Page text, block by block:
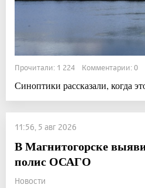
Прочитали: 1 224 Комментарии: 0
Синоптики рассказали, когда
11:56, 5 авг 2026
В Магнитогорске
полис ОСАГО
Новости